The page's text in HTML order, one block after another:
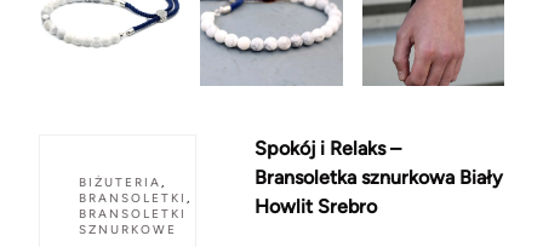
BIŻUTERIA,
BRANSOLETKI ,
BRANSOLETKI
SZNURKOWE
Spokój i Relaks –
Bransoletka sznurkowa Biały
Howlit Srebro